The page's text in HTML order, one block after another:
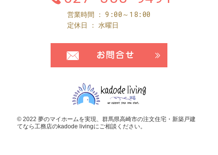
営業時間 9:00～18:00
定休日 水曜日
© 2022 夢のマイホームを実現、 群馬県高崎市の注文住宅・新築戸建
てなら工務店のkadode livingにご相談ください。